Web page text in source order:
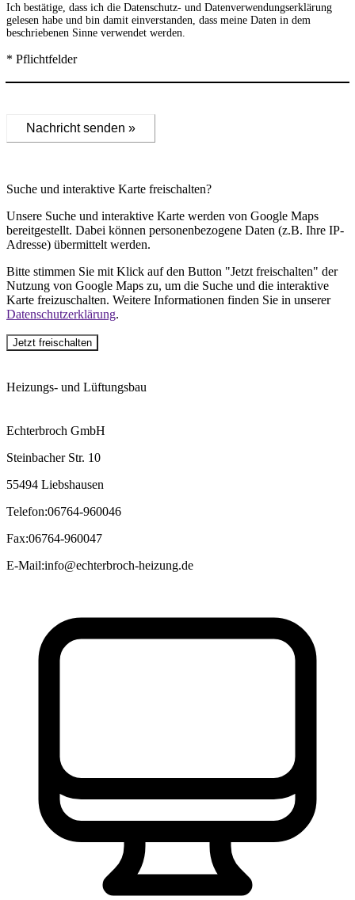
Ich bestätige, dass ich die Datenschutz- und Datenverwendungserklärung
gelesen habe und bin damit einverstanden, dass meine Daten in dem
beschriebenen Sinne verwendet werden.
* Pflichtfelder
Nachricht senden »
Suche und interaktive Karte freischalten?
Unsere Suche und interaktive Karte werden von Google Maps
bereitgestellt. Dabei können personenbezogene Daten (z.B. Ihre IP-
Adresse) übermittelt werden.
Bitte stimmen Sie mit Klick auf den Button "Jetzt freischalten" der
Nutzung von Google Maps zu, um die Suche und die interaktive
Karte freizuschalten. Weitere Informationen finden Sie in unserer
Datenschutzerklärung.
Jetzt freischalten
Heizungs- und Lüftungsbau
Echterbroch GmbH
Steinbacher Str. 10
55494 Liebshausen
Telefon:06764-960046
Fax:06764-960047
E-Mail:info@echterbroch-heizung.de